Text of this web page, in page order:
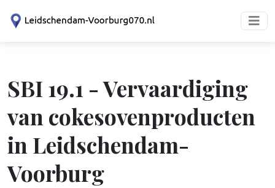
SBI 19.1 - Vervaardiging
van cokesovenproducten
in Leidschendam-
Voorburg